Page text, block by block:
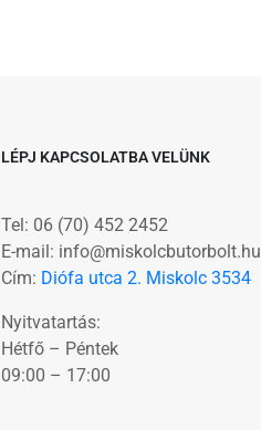
LÉPJ KAPCSOLATBA VELÜNK
Tel: 06 (70) 452 2452
E-mail: info@miskolcbutorbolt.hu
Cím: Diófa utca 2. Miskolc 3534
Nyitvatartás:
Hétfő – Péntek
09:00 – 17:00